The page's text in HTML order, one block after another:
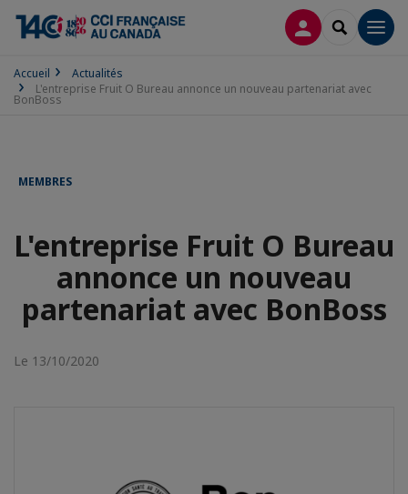
CONNEXION
Accueil
Actualités
L'entreprise Fruit O Bureau annonce un nouveau partenariat avec
BonBoss
MEMBRES
L'entreprise Fruit O Bureau
annonce un nouveau
partenariat avec BonBoss
Le 13/10/2020